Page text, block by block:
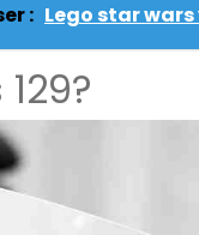
: Lego star